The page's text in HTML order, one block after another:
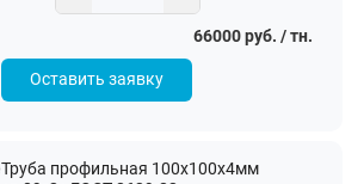
66000 руб. / тн.
Оставить заявку
Труба профильная 100х100х4мм